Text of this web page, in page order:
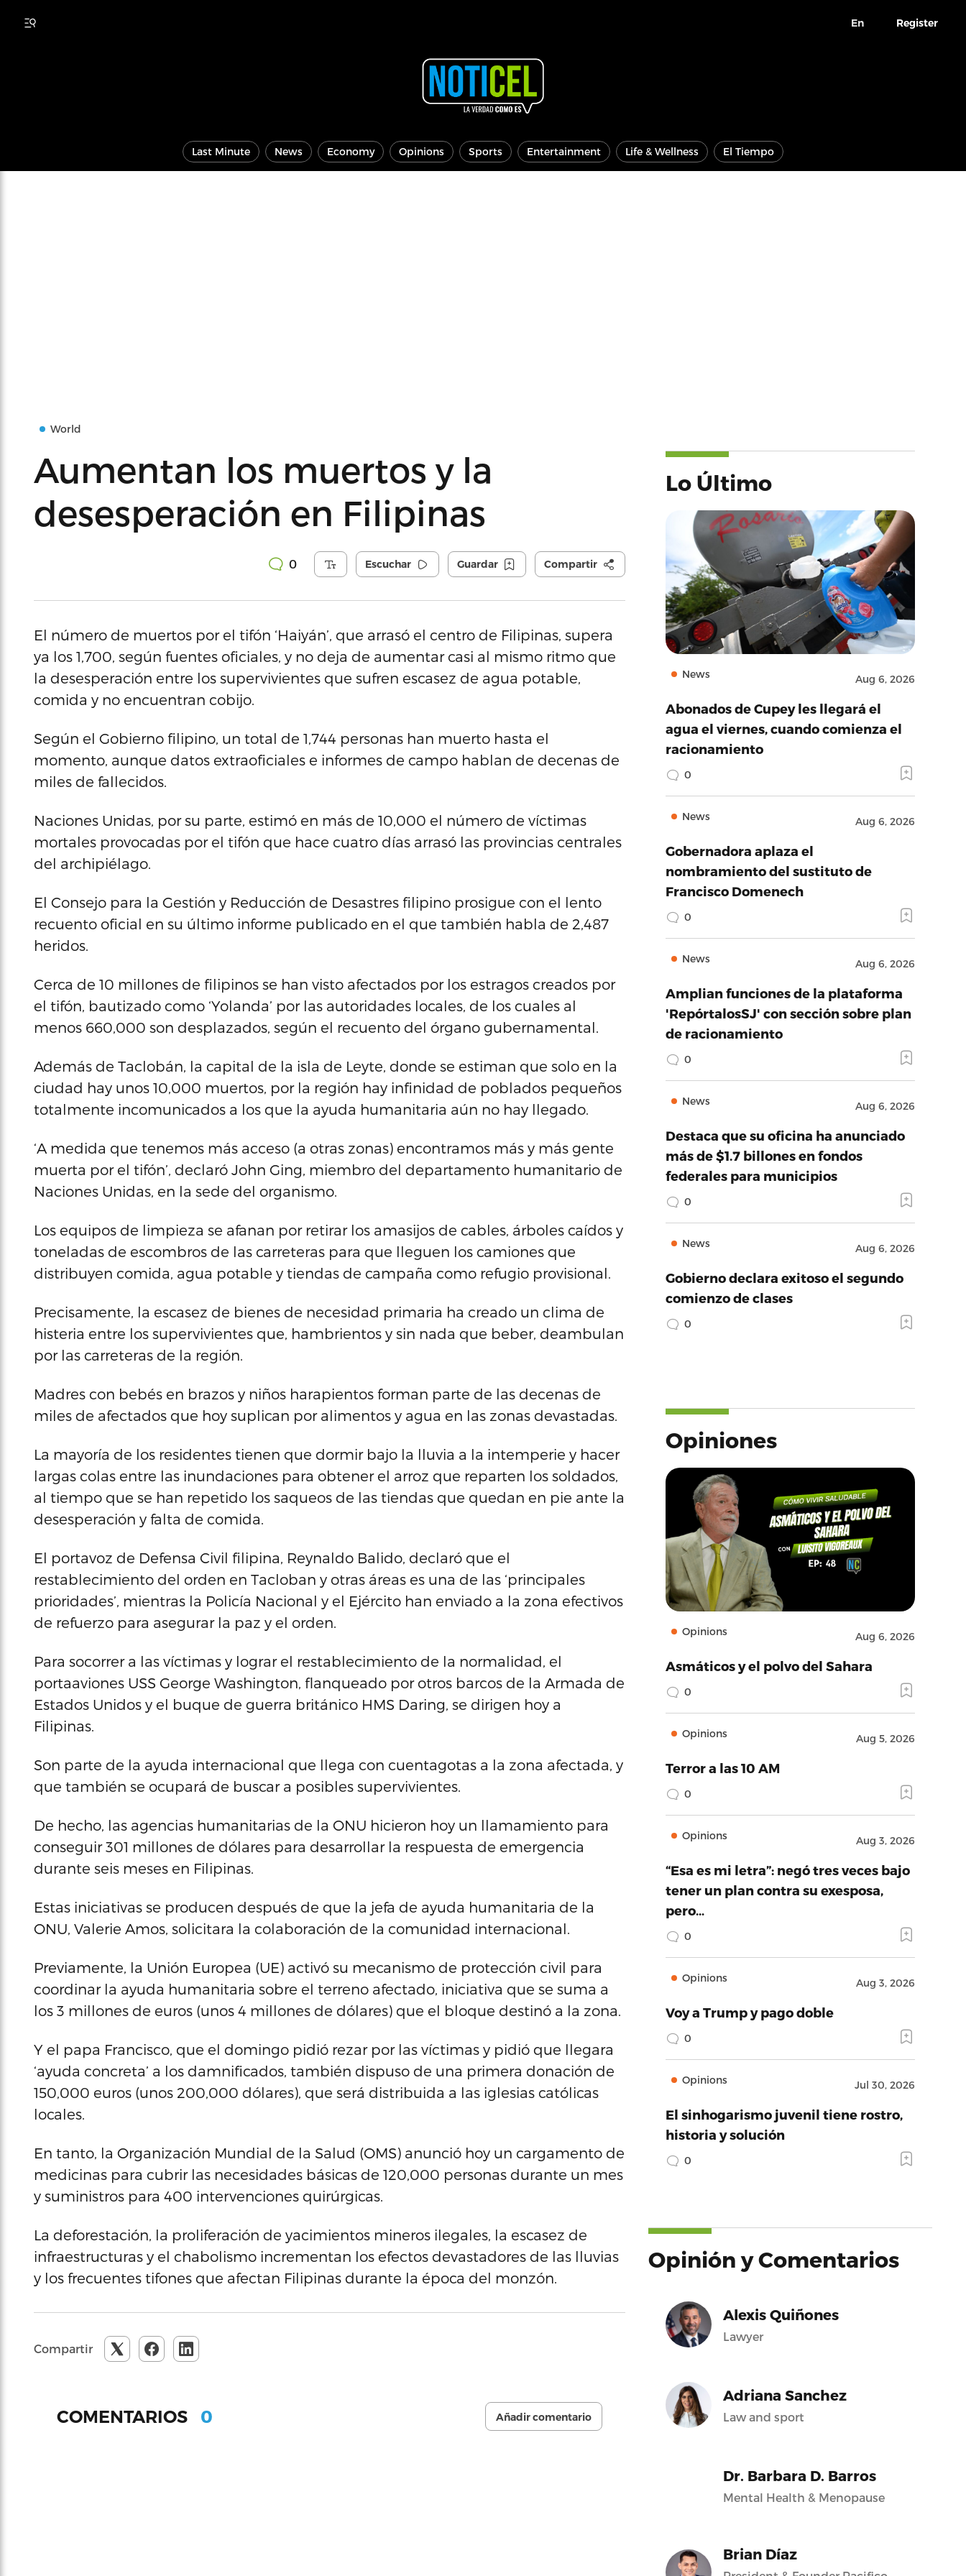
En Register
Last Minute News Economy Opinions Sports Entertainment Life & Wellness El Tiempo
World
Aumentan los muertos y la
desesperación en Filipinas
0 Escuchar Guardar Compartir
El número de muertos por el tifón ‘Haiyán’, que arrasó el centro de Filipinas, supera
ya los 1,700, según fuentes oficiales, y no deja de aumentar casi al mismo ritmo que
la desesperación entre los supervivientes que sufren escasez de agua potable,
comida y no encuentran cobijo.
Según el Gobierno filipino, un total de 1,744 personas han muerto hasta el
momento, aunque datos extraoficiales e informes de campo hablan de decenas de
miles de fallecidos.
Naciones Unidas, por su parte, estimó en más de 10,000 el número de víctimas
mortales provocadas por el tifón que hace cuatro días arrasó las provincias centrales
del archipiélago.
El Consejo para la Gestión y Reducción de Desastres filipino prosigue con el lento
recuento oficial en su último informe publicado en el que también habla de 2,487
heridos.
Cerca de 10 millones de filipinos se han visto afectados por los estragos creados por
el tifón, bautizado como ‘Yolanda’ por las autoridades locales, de los cuales al
menos 660,000 son desplazados, según el recuento del órgano gubernamental.
Además de Taclobán, la capital de la isla de Leyte, donde se estiman que solo en la
ciudad hay unos 10,000 muertos, por la región hay infinidad de poblados pequeños
totalmente incomunicados a los que la ayuda humanitaria aún no hay llegado.
‘A medida que tenemos más acceso (a otras zonas) encontramos más y más gente
muerta por el tifón’, declaró John Ging, miembro del departamento humanitario de
Naciones Unidas, en la sede del organismo.
Los equipos de limpieza se afanan por retirar los amasijos de cables, árboles caídos y
toneladas de escombros de las carreteras para que lleguen los camiones que
distribuyen comida, agua potable y tiendas de campaña como refugio provisional.
Precisamente, la escasez de bienes de necesidad primaria ha creado un clima de
histeria entre los supervivientes que, hambrientos y sin nada que beber, deambulan
por las carreteras de la región.
Madres con bebés en brazos y niños harapientos forman parte de las decenas de
miles de afectados que hoy suplican por alimentos y agua en las zonas devastadas.
La mayoría de los residentes tienen que dormir bajo la lluvia a la intemperie y hacer
largas colas entre las inundaciones para obtener el arroz que reparten los soldados,
al tiempo que se han repetido los saqueos de las tiendas que quedan en pie ante la
desesperación y falta de comida.
El portavoz de Defensa Civil filipina, Reynaldo Balido, declaró que el
restablecimiento del orden en Tacloban y otras áreas es una de las ‘principales
prioridades’, mientras la Policía Nacional y el Ejército han enviado a la zona efectivos
de refuerzo para asegurar la paz y el orden.
Para socorrer a las víctimas y lograr el restablecimiento de la normalidad, el
portaaviones USS George Washington, flanqueado por otros barcos de la Armada de
Estados Unidos y el buque de guerra británico HMS Daring, se dirigen hoy a
Filipinas.
Son parte de la ayuda internacional que llega con cuentagotas a la zona afectada, y
que también se ocupará de buscar a posibles supervivientes.
De hecho, las agencias humanitarias de la ONU hicieron hoy un llamamiento para
conseguir 301 millones de dólares para desarrollar la respuesta de emergencia
durante seis meses en Filipinas.
Estas iniciativas se producen después de que la jefa de ayuda humanitaria de la
ONU, Valerie Amos, solicitara la colaboración de la comunidad internacional.
Previamente, la Unión Europea (UE) activó su mecanismo de protección civil para
coordinar la ayuda humanitaria sobre el terreno afectado, iniciativa que se suma a
los 3 millones de euros (unos 4 millones de dólares) que el bloque destinó a la zona.
Y el papa Francisco, que el domingo pidió rezar por las víctimas y pidió que llegara
‘ayuda concreta’ a los damnificados, también dispuso de una primera donación de
150,000 euros (unos 200,000 dólares), que será distribuida a las iglesias católicas
locales.
En tanto, la Organización Mundial de la Salud (OMS) anunció hoy un cargamento de
medicinas para cubrir las necesidades básicas de 120,000 personas durante un mes
y suministros para 400 intervenciones quirúrgicas.
La deforestación, la proliferación de yacimientos mineros ilegales, la escasez de
infraestructuras y el chabolismo incrementan los efectos devastadores de las lluvias
y los frecuentes tifones que afectan Filipinas durante la época del monzón.
Compartir
COMENTARIOS 0 Añadir comentario
Lo Último
News Aug 6, 2026
Abonados de Cupey les llegará el
agua el viernes, cuando comienza el
racionamiento
0
News Aug 6, 2026
Gobernadora aplaza el
nombramiento del sustituto de
Francisco Domenech
0
News Aug 6, 2026
Amplian funciones de la plataforma
'RepórtalosSJ' con sección sobre plan
de racionamiento
0
News Aug 6, 2026
Destaca que su oficina ha anunciado
más de $1.7 billones en fondos
federales para municipios
0
News Aug 6, 2026
Gobierno declara exitoso el segundo
comienzo de clases
0
Opiniones
Opinions Aug 6, 2026
Asmáticos y el polvo del Sahara
0
Opinions Aug 5, 2026
Terror a las 10 AM
0
Opinions Aug 3, 2026
“Esa es mi letra”: negó tres veces bajo
tener un plan contra su exesposa,
pero…
0
Opinions Aug 3, 2026
Voy a Trump y pago doble
0
Opinions Jul 30, 2026
El sinhogarismo juvenil tiene rostro,
historia y solución
0
Opinión y Comentarios
Alexis Quiñones
Lawyer
Adriana Sanchez
Law and sport
Dr. Barbara D. Barros
Mental Health & Menopause
Brian Díaz